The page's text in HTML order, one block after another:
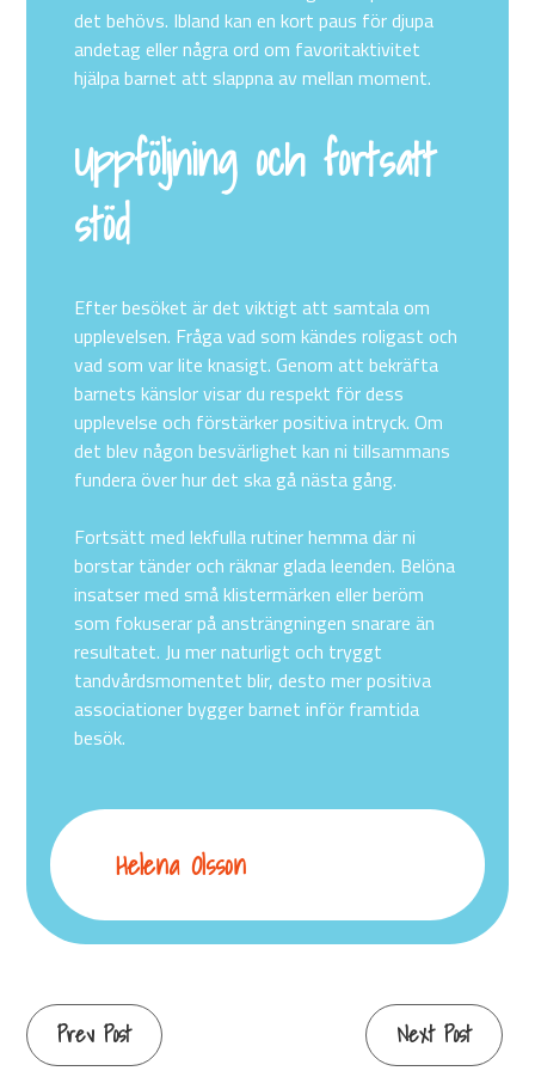
det behövs. Ibland kan en kort paus för djupa
andetag eller några ord om favoritaktivitet
hjälpa barnet att slappna av mellan moment.
Uppföljning och fortsatt
stöd
Efter besöket är det viktigt att samtala om
upplevelsen. Fråga vad som kändes roligast och
vad som var lite knasigt. Genom att bekräfta
barnets känslor visar du respekt för dess
upplevelse och förstärker positiva intryck. Om
det blev någon besvärlighet kan ni tillsammans
fundera över hur det ska gå nästa gång.
Fortsätt med lekfulla rutiner hemma där ni
borstar tänder och räknar glada leenden. Belöna
insatser med små klistermärken eller beröm
som fokuserar på ansträngningen snarare än
resultatet. Ju mer naturligt och tryggt
tandvårdsmomentet blir, desto mer positiva
associationer bygger barnet inför framtida
besök.
Helena Olsson
Prev Post Next Post